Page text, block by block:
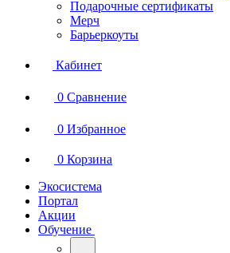
Подарочные сертификаты
Мерч
Барьеркоуты
Кабинет
0 Сравнение
0 Избранное
0 Корзина
Экосистема
Портал
Акции
Обучение